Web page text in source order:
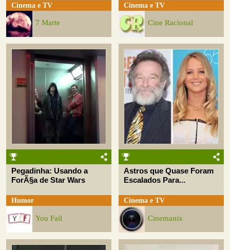
Cinema e TV
7 Marte
Cinema e TV
Cine Racional
Pegadinha: Usando a
ForÃ§a de Star Wars
Humor
You Fail
Astros que Quase Foram
Escalados Para...
Cinema e TV
Cinemanix